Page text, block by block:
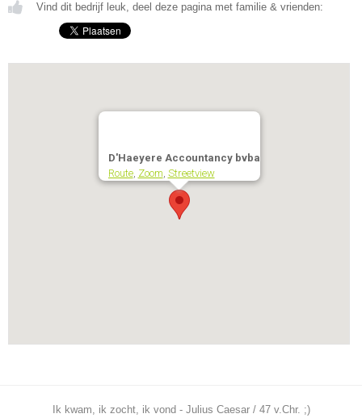
Vind dit bedrijf leuk, deel deze pagina met familie & vrienden:
D'Haeyere Accountancy bvba
Route, Zoom, Streetview
Ik kwam, ik zocht, ik vond - Julius Caesar / 47 v.Chr. ;)